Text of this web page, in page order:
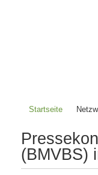
Startseite
(BMVBS)